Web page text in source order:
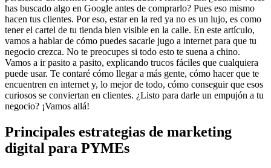
Principales estrategias de marketing
digital para PYMEs